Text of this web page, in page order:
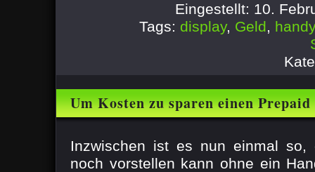
Eingestellt: 10.
Tags: display, Geld, handy
Um Kosten zu sparen einen
Inzwischen ist es nun einmal
noch vorstellen kann ohne ein